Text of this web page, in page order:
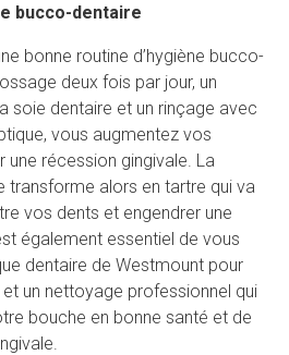
bucco-dentaire
bonne routine d’hygiène bucco-
deux fois par jour, un
soie dentaire et un rinçage avec
vous augmentez vos
récession gingivale. La
transforme alors en tartre qui va
vos dents et engendrer une
également essentiel de vous
dentaire de Westmount pour
un nettoyage professionnel qui
bouche en bonne santé et de